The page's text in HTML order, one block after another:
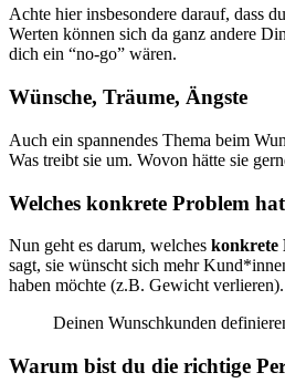
Achte hier insbesondere darauf, dass du
Werten können sich da ganz andere
dich ein “no-go” wären.
Wünsche, Träume, Ängste
Auch ein spannendes Thema beim
Was treibt sie um. Wovon hätte sie
Welches konkrete Problem
Nun geht es darum, welches konkrete
sagt, sie wünscht sich mehr
haben möchte (z.B. Gewicht verlieren).
Deinen Wunschkunden
Warum bist du die richtige